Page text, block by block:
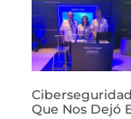
Que Nos Dejó